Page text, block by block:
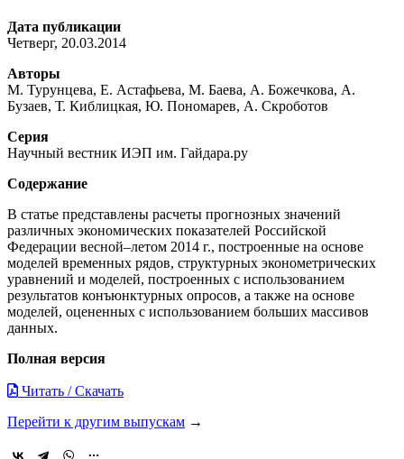
Дата публикации
Четверг, 20.03.2014
Авторы
М. Турунцева, Е. Астафьева, М. Баева, А. Божечкова, А.
Бузаев, Т. Киблицкая, Ю. Пономарев, А. Скроботов
Серия
Научный вестник ИЭП им. Гайдара.ру
Содержание
В статье представлены расчеты прогнозных значений
различных экономических показателей Российской
Федерации весной–летом 2014 г., построенные на основе
моделей временных рядов, структурных эконометрических
уравнений и моделей, построенных с использованием
результатов конъюнктурных опросов, а также на основе
моделей, оцененных с использованием больших массивов
данных.
Полная версия
Читать / Скачать
Перейти к другим выпускам →